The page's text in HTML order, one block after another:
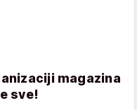
magazina
sve!